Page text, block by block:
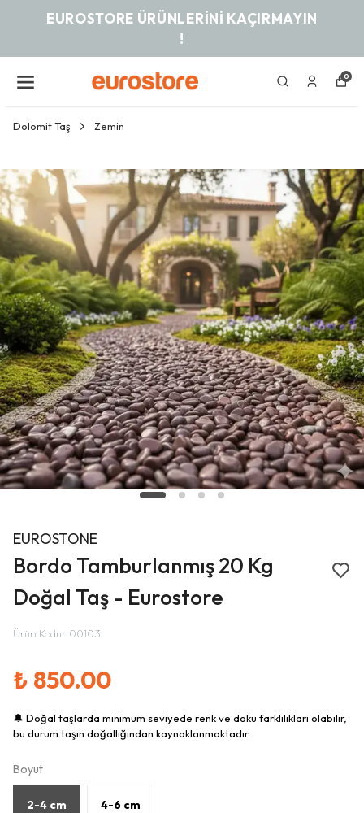
EUROSTORE ÜRÜNLERINI KAÇIRMAYIN
!
0
Dolomit Taş Zemin
EUROSTONE
Bordo Tamburlanmış 20 Kg
Doğal Taş - Eurostore
Ürün Kodu: 00103
₺ 850.00
🔔 Doğal taşlarda minimum seviyede renk ve doku farklılıkları olabilir,
bu durum taşın doğallığından kaynaklanmaktadır.
Boyut
2-4 cm 4-6 cm